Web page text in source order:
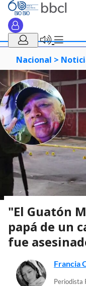
Nacional >
"El Guatón
papá de un
fue
Francia
Periodista